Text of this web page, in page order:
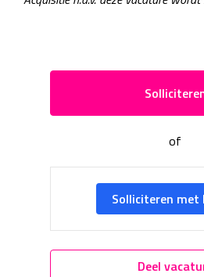
of
Solliciteren met
Deel